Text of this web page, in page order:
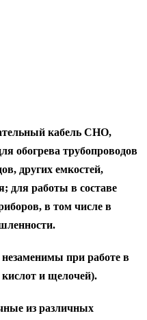
кабель СНО,
обогрева трубопроводов
других емкостей,
для работы в составе
в том числе в
при работе в
и щелочей).
из различных